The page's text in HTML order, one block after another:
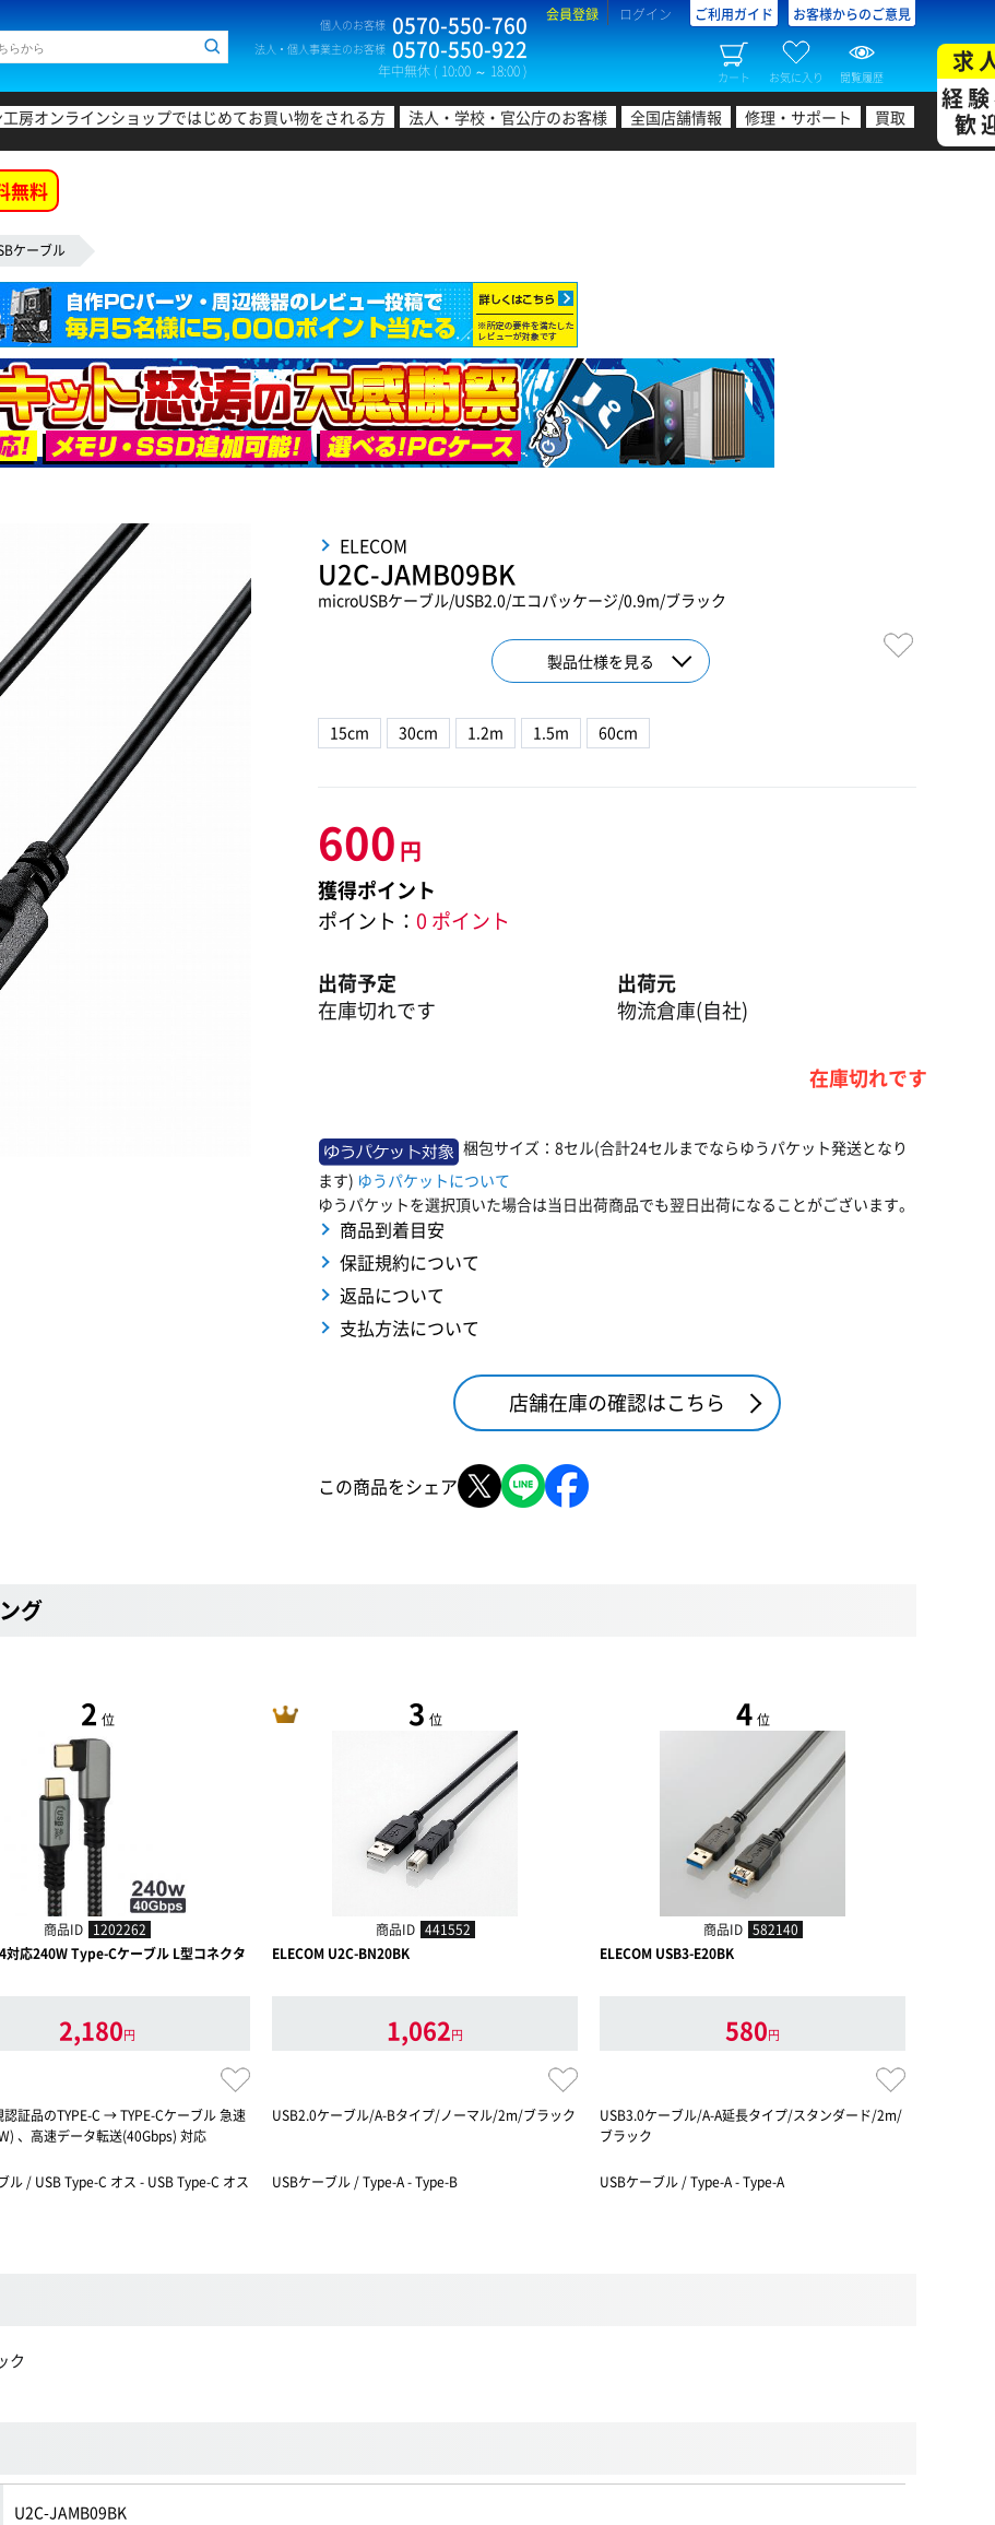
個人のお客様 0570-550-760
法人・個人事業主のお客様 0570-550-922
年中無休 ( 10:00 ～ 18:00 )
会員登録 ログイン ご利用ガイド お客様からのご意見
カート お気に入り 閲覧履歴
工房オンラインショップではじめてお買い物をされる方 法人・学校・官公庁のお客様 全国店舗情報 修理・サポート 買取
求
経
歓
無料
ケーブル
ELECOM
U2C-JAMB09BK
microUSBケーブル/USB2.0/エコパッケージ/0.9m/ブラック
製品仕様を見る
15cm 30cm 1.2m 1.5m 60cm
600 円
獲得ポイント
ポイント： 0 ポイント
出荷予定
在庫切れです
出荷元
物流倉庫(自社)
在庫切れです
梱包サイズ：8セル(合計24セルまでならゆうパケット発送となり
ます) ゆうパケットについて
ゆうパケットを選択頂いた場合は当日出荷商品でも翌日出荷になることがございます。
商品到着目安
保証規約について
返品について
支払方法について
店舗在庫の確認はこちら
この商品をシェア
グ
2 位
商品ID 1202262
対応240W Type-Cケーブル L型コネクタ
2,180円
認証品のTYPE-C → TYPE-Cケーブル 急速
、高速データ転送(40Gbps) 対応
ル / USB Type-C オス - USB Type-C オス
3 位
商品ID 441552
ELECOM U2C-BN20BK
1,062円
USB2.0ケーブル/A-Bタイプ/ノーマル/2m/ブラック
USBケーブル / Type-A - Type-B
4 位
商品ID 582140
ELECOM USB3-E20BK
580円
USB3.0ケーブル/A-A延長タイプ/スタンダード/2m/
ブラック
USBケーブル / Type-A - Type-A
ク
U2C-JAMB09BK